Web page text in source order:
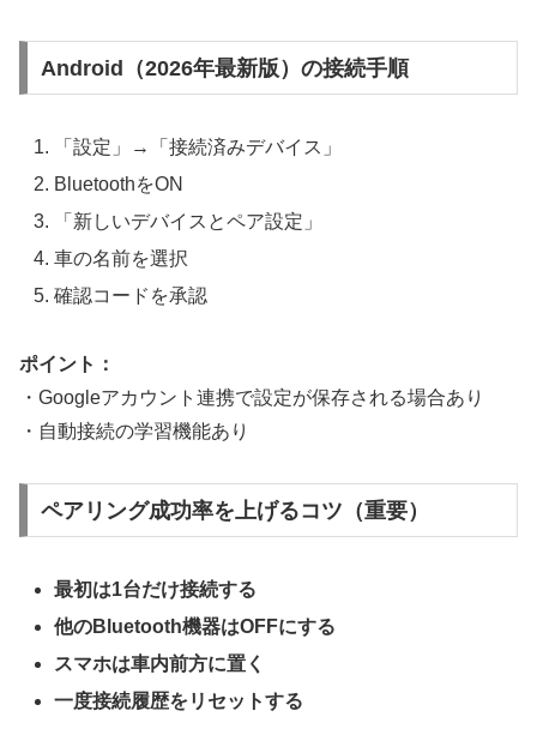
Android（2026年最新版）の接続手順
「設定」→「接続済みデバイス」
BluetoothをON
「新しいデバイスとペア設定」
車の名前を選択
確認コードを承認
ポイント：
・Googleアカウント連携で設定が保存される場合あり
・自動接続の学習機能あり
ペアリング成功率を上げるコツ（重要）
最初は1台だけ接続する
他のBluetooth機器はOFFにする
スマホは車内前方に置く
一度接続履歴をリセットする